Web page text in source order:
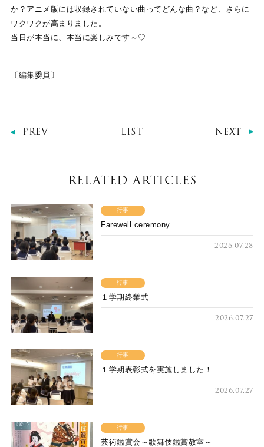
か？アニメ版には収録されていない曲ってどんな曲？など、さらに
ワクワクが高まりました。
当日が本当に、本当に楽しみです～♡
〔編集委員〕
PREV LIST NEXT
RELATED ARTICLES
行事
Farewell ceremony
2026.07.28
行事
１学期終業式
2026.07.27
行事
１学期表彰式を実施しました！
2026.07.27
行事
芸術鑑賞会～歌舞伎鑑賞教室～